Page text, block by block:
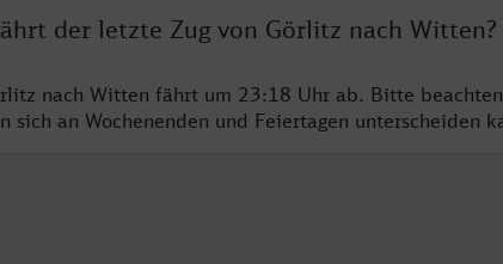
der letzte Zug von Görlitz nach Witten?
nach Witten fährt um 23:18 Uhr ab. Bitte beachten
sich an Wochenenden und Feiertagen unterscheiden